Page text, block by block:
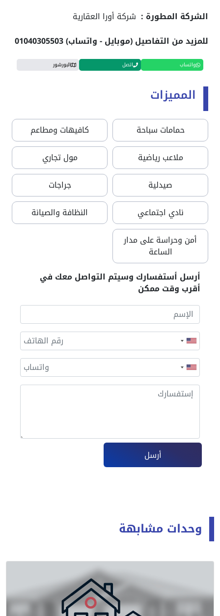
الشركة المطورة : شركة أورا العقارية
للمزيد من التفاصيل (موبايل - واتساب) 01040305503
واتساب اتصل البورشور
المميزات
حمامات سباحة
كافيهات ومطاعم
ملاعب رياضية
مول تجاري
صيدلية
جراجات
نادي اجتماعي
النظافة والصيانة
أمن وحراسة على مدار
الساعة
أرسل أستفسارك وسيتم التواصل معك في
أقرب وقت ممكن
أرسل
وحدات مشابهة